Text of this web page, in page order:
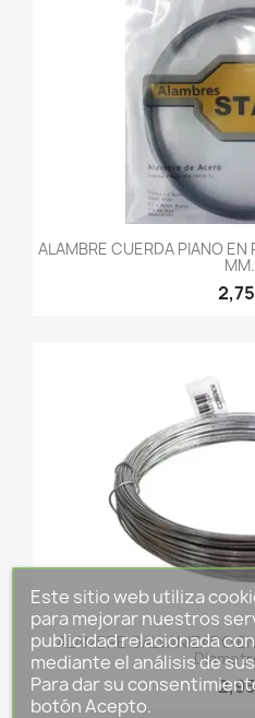
ALAMBRE CUERDA PIANO
ALAMBRE GALVANIZADO
Este sitio web utiliza
para mejorar nuestros
publicidad relacionada
mediante el análisis de
Para dar su
botón Acepto.